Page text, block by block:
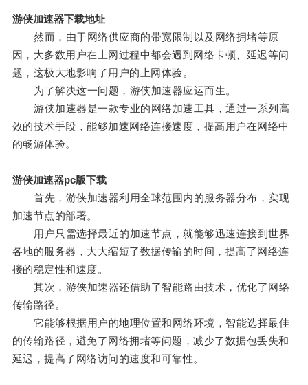
游侠加速器下载地址
然而，由于网络供应商的带宽限制以及网络拥堵等原
因，大多数用户在上网过程中都会遇到网络卡顿、延迟等问
题，这极大地影响了用户的上网体验。
为了解决这一问题，游侠加速器应运而生。
游侠加速器是一款专业的网络加速工具，通过一系列高
效的技术手段，能够加速网络连接速度，提高用户在网络中
的畅游体验。
游侠加速器pc版下载
首先，游侠加速器利用全球范围内的服务器分布，实现
加速节点的部署。
用户只需选择最近的加速节点，就能够迅速连接到世界
各地的服务器，大大缩短了数据传输的时间，提高了网络连
接的稳定性和速度。
其次，游侠加速器还借助了智能路由技术，优化了网络
传输路径。
它能够根据用户的地理位置和网络环境，智能选择最佳
的传输路径，避免了网络拥堵等问题，减少了数据包丢失和
延迟，提高了网络访问的速度和可靠性。